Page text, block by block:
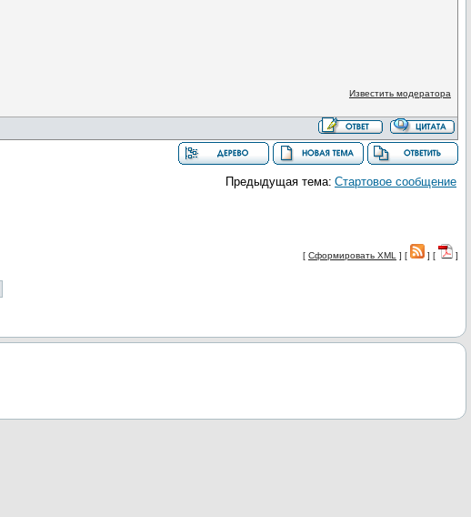
Известить модератора
Предыдущая тема: Стартовое сообщение
[ Сформировать XML ] [ ] [ ]